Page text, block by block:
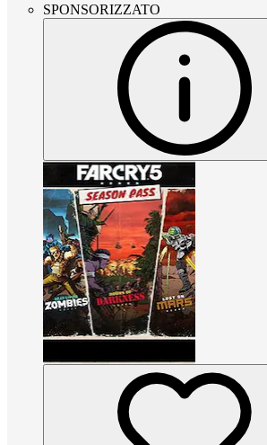
SPONSORIZZATO